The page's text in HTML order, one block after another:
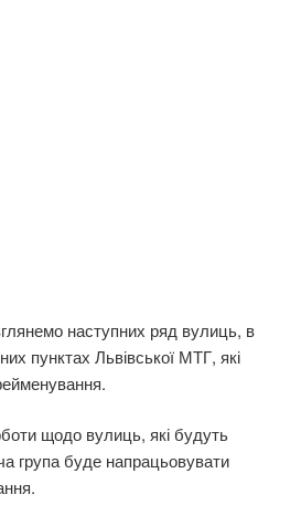
наступних ряд вулиць, в
пунктах Львівської МТГ, які
щодо вулиць, які будуть
група буде напрацьовувати